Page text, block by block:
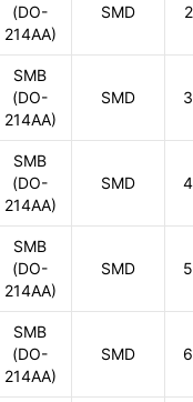
(DO-
214AA)
SMD
SMB
(DO-
214AA)
SMD
SMB
(DO-
214AA)
SMD
SMB
(DO-
214AA)
SMD
SMB
(DO-
214AA)
SMD